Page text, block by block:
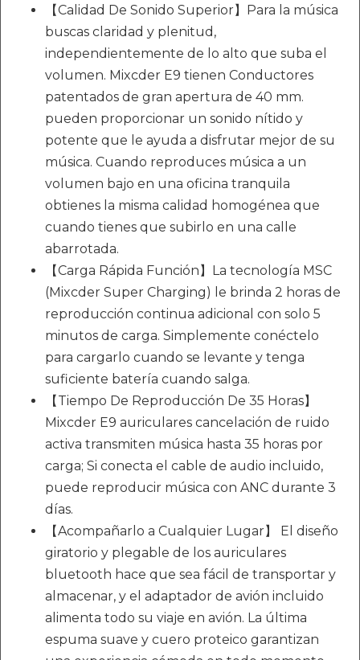
【Calidad De Sonido Superior】Para la música
buscas claridad y plenitud,
independientemente de lo alto que suba el
volumen. Mixcder E9 tienen Conductores
patentados de gran apertura de 40 mm.
pueden proporcionar un sonido nítido y
potente que le ayuda a disfrutar mejor de su
música. Cuando reproduces música a un
volumen bajo en una oficina tranquila
obtienes la misma calidad homogénea que
cuando tienes que subirlo en una calle
abarrotada.
【Carga Rápida Función】La tecnología MSC
(Mixcder Super Charging) le brinda 2 horas de
reproducción continua adicional con solo 5
minutos de carga. Simplemente conéctelo
para cargarlo cuando se levante y tenga
suficiente batería cuando salga.
【Tiempo De Reproducción De 35 Horas】
Mixcder E9 auriculares cancelación de ruido
activa transmiten música hasta 35 horas por
carga; Si conecta el cable de audio incluido,
puede reproducir música con ANC durante 3
días.
【Acompañarlo a Cualquier Lugar】 El diseño
giratorio y plegable de los auriculares
bluetooth hace que sea fácil de transportar y
almacenar, y el adaptador de avión incluido
alimenta todo su viaje en avión. La última
espuma suave y cuero proteico garantizan